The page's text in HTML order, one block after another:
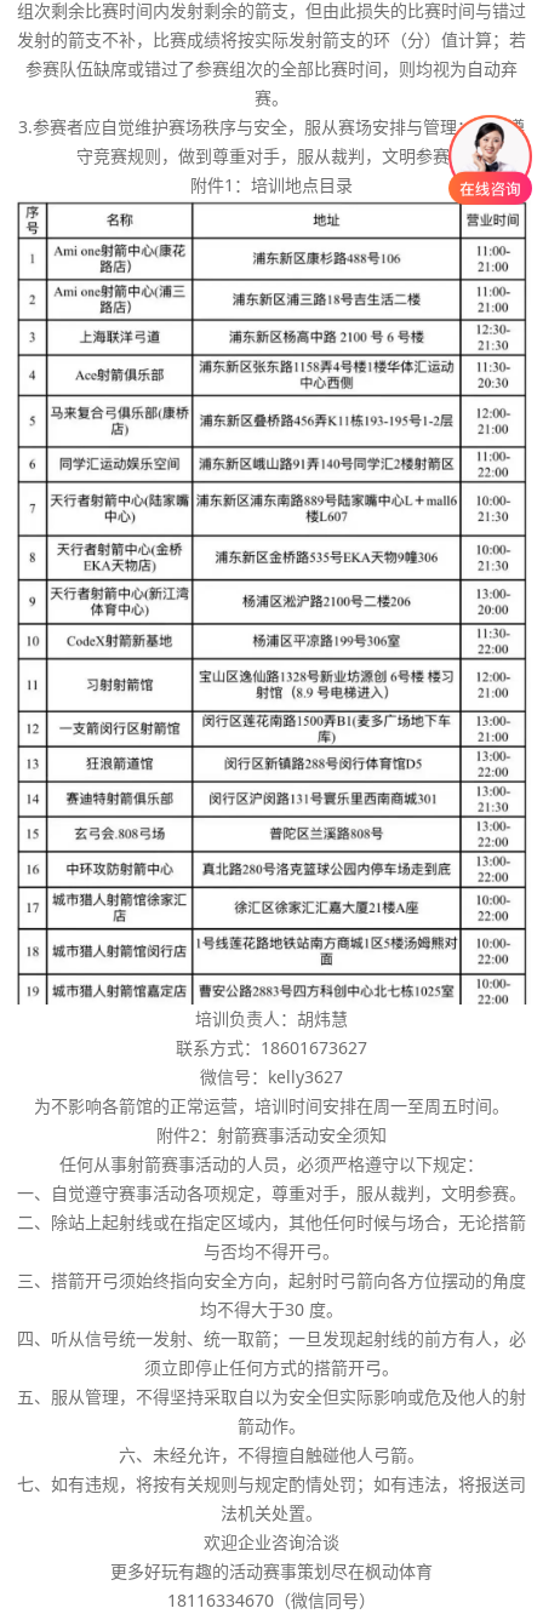
组次剩余比赛时间内发射剩余的箭支，但由此损失的比赛时间与错过
发射的箭支不补，比赛成绩将按实际发射箭支的环（分）值计算；若
参赛队伍缺席或错过了参赛组次的全部比赛时间，则均视为自动弃
赛。
3.参赛者应自觉维护赛场秩序与安全，服从赛场安排与管理；自觉遵
守竞赛规则，做到尊重对手，服从裁判，文明参赛。
附件1：培训地点目录
培训负责人：胡炜慧
联系方式：18601673627
微信号：kelly3627
为不影响各箭馆的正常运营，培训时间安排在周一至周五时间。
附件2：射箭赛事活动安全须知
任何从事射箭赛事活动的人员，必须严格遵守以下规定：
一、自觉遵守赛事活动各项规定，尊重对手，服从裁判，文明参赛。
二、除站上起射线或在指定区域内，其他任何时候与场合，无论搭箭
与否均不得开弓。
三、搭箭开弓须始终指向安全方向，起射时弓箭向各方位摆动的角度
均不得大于30 度。
四、听从信号统一发射、统一取箭；一旦发现起射线的前方有人，必
须立即停止任何方式的搭箭开弓。
五、服从管理，不得坚持采取自以为安全但实际影响或危及他人的射
箭动作。
六、未经允许，不得擅自触碰他人弓箭。
七、如有违规，将按有关规则与规定酌情处罚；如有违法，将报送司
法机关处置。
欢迎企业咨询洽谈
更多好玩有趣的活动赛事策划尽在枫动体育
18116334670（微信同号）